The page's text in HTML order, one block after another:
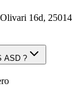
16d, 25014
ASD ?